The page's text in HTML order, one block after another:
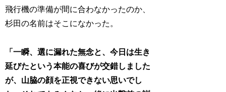
飛行機の準備が間に合わなかったのか、
杉田の名前はそこになかった。
「一瞬、選に漏れた無念と、今日は生き
延びたという本能の喜びが交錯しました
が、山脇の顔を正視できない思いでし